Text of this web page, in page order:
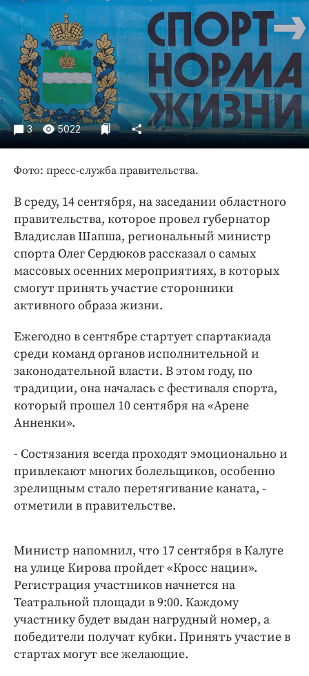
Недвижимость и ЖКХ
Образование
Общество
Погода
Праздники
Происшествия
Спорт
Блоги
Издания
Медиаперсона
Интересное чтиво
Клиника года
Бренд года
Работодатель года
3 5022
Фото: пресс-служба правительства.
В среду, 14 сентября, на заседании областного
правительства, которое провел губернатор
Владислав Шапша, региональный министр
спорта Олег Сердюков рассказал о самых
массовых осенних мероприятиях, в которых
смогут принять участие сторонники
активного образа жизни.
Ежегодно в сентябре стартует спартакиада
среди команд органов исполнительной и
законодательной власти. В этом году, по
традиции, она началась с фестиваля спорта,
который прошел 10 сентября на «Арене
Анненки».
- Состязания всегда проходят эмоционально и
привлекают многих болельщиков, особенно
зрелищным стало перетягивание каната, -
отметили в правительстве.
Министр напомнил, что 17 сентября в Калуге
на улице Кирова пройдет «Кросс нации».
Регистрация участников начнется на
Театральной площади в 9:00. Каждому
участнику будет выдан нагрудный номер, а
победители получат кубки. Принять участие в
стартах могут все желающие.